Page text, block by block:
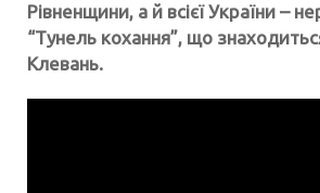
Рівненщини, а й всієї України –
“Тунель кохання”, що
Клевань.